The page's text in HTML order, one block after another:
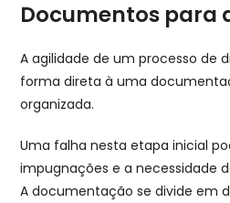
Documentos para
A agilidade de um processo de
forma direta à uma
organizada.
Uma falha nesta etapa inicial
impugnações e a necessidade
A documentação se divide em